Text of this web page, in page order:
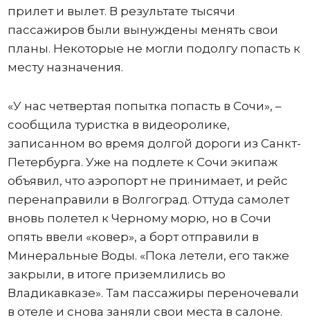
прилет и вылет. В результате тысячи
пассажиров были вынуждены менять свои
планы. Некоторые не могли подолгу попасть к
месту назначения.
«У нас четвертая попытка попасть в Сочи», –
сообщила туристка в видеоролике,
записанном во время долгой дороги из Санкт-
Петербурга. Уже на подлете к Сочи экипаж
объявил, что аэропорт не принимает, и рейс
перенаправили в Волгоград. Оттуда самолет
вновь полетел к Черному морю, но в Сочи
опять ввели «ковер», а борт отправили в
Минеральные Воды. «Пока летели, его также
закрыли, в итоге приземлились во
Владикавказе». Там пассажиры переночевали
в отеле и снова заняли свои места в салоне.